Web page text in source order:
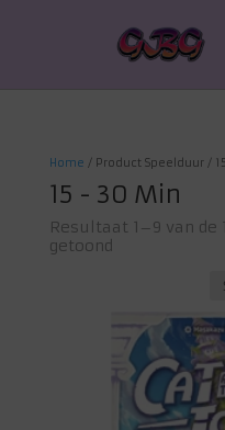
Home / Product Speelduur /
15 - 30 Min
Resultaat 1–9 van
getoond